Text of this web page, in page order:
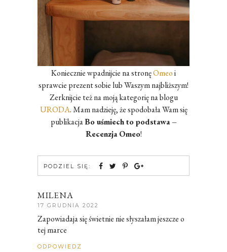
Koniecznie wpadnijcie na stronęOmeoi
sprawcie prezent sobie lub Waszym najbliższym!
Zerknijcie też na moją kategorię na blogu
URODA. Mam nadzieję, że spodobała Wam się
publikacjaBo uśmiech to podstawa –
Recenzja Omeo!
PODZIEL SIĘ:
MILENA
17 GRUDNIA 2022
Zapowiadaja się świetnie nie słyszałam jeszcze o
tej marce
ODPOWIEDZ